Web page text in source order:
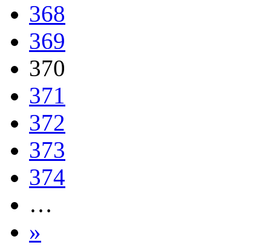
368
369
370
371
372
373
374
…
»